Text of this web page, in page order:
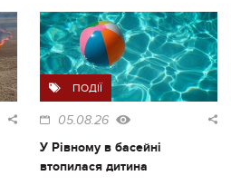
ПОДІЇ
05.08.26
У Рівному в басейні
втопилася дитина